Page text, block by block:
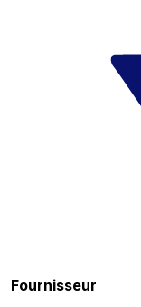
Fournisseur